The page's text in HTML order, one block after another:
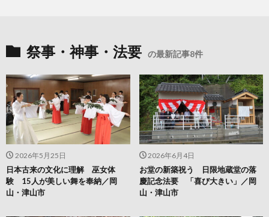
祭事・神事・法要 の最新記事8件
2026年6月4日
お堂の新築祝う 日限地蔵堂の落
慶記念法要 「喜び大きい」／岡
山・津山市
2026年5月25日
日本古来の文化に理解 巫女体
験 15人が美しい舞を奉納／岡
山・津山市